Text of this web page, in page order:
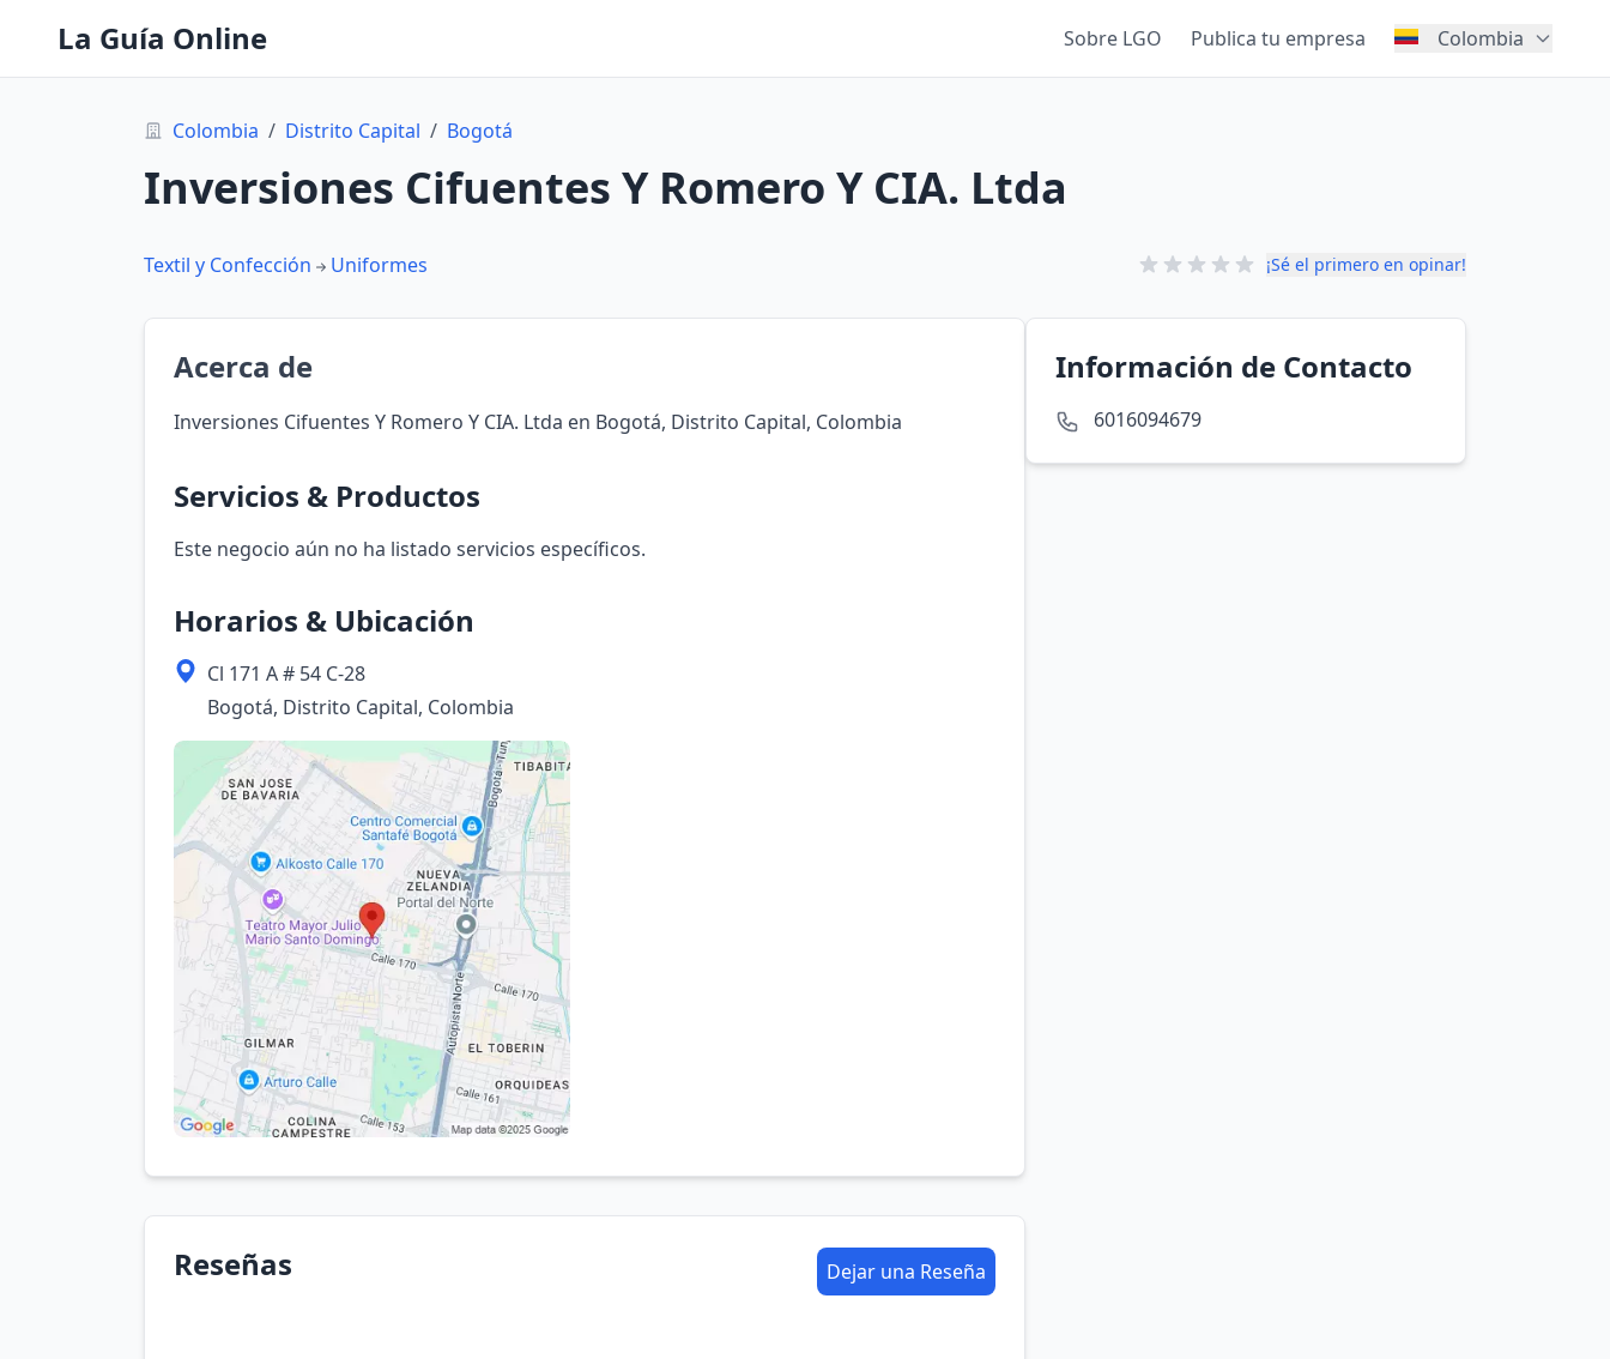
La Guía Online Sobre LGO Publica tu empresa Colombia
Colombia / Distrito Capital / Bogotá
Inversiones Cifuentes Y Romero Y CIA. Ltda
Textil y Confección Uniformes ¡Sé el primero en opinar!
Acerca de
Inversiones Cifuentes Y Romero Y CIA. Ltda en Bogotá, Distrito Capital, Colombia
Servicios & Productos
Este negocio aún no ha listado servicios específicos.
Horarios & Ubicación
Cl 171 A # 54 C-28
Bogotá, Distrito Capital, Colombia
Reseñas Dejar una Reseña
Información de Contacto
6016094679